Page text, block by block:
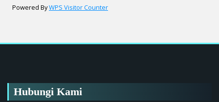
Powered ByWPS Visitor Counter
Hubungi Kami